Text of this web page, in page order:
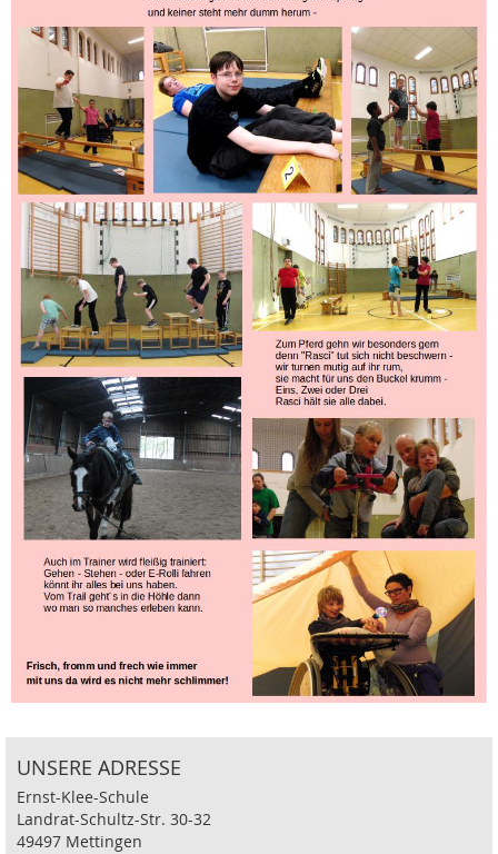
UNSERE ADRESSE
Ernst-Klee-Schule
Landrat-Schultz-Str. 30-32
49497 Mettingen